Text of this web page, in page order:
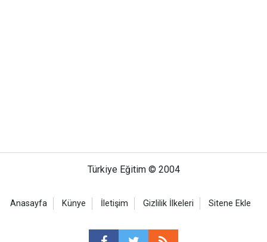
Türkiye Eğitim © 2004
Anasayfa Künye İletişim Gizlilik İlkeleri Sitene Ekle